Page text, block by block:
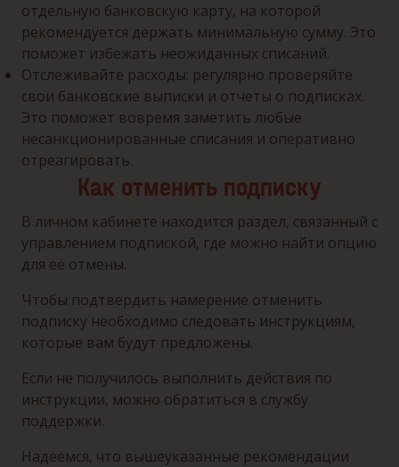
отдельную банковскую карту, на которой
рекомендуется держать минимальную сумму. Это
поможет избежать неожиданных списаний.
Отслеживайте расходы: регулярно проверяйте
свои банковские выписки и отчеты о подписках.
Это поможет вовремя заметить любые
несанкционированные списания и оперативно
отреагировать.
Как отменить подписку
В личном кабинете находится раздел, связанный с
управлением подпиской, где можно найти опцию
для её отмены.
Чтобы подтвердить намерение отменить
подписку необходимо следовать инструкциям,
которые вам будут предложены.
Если не получилось выполнить действия по
инструкции, можно обратиться в службу
поддержки.
Надеемся, что вышеуказанные рекомендации